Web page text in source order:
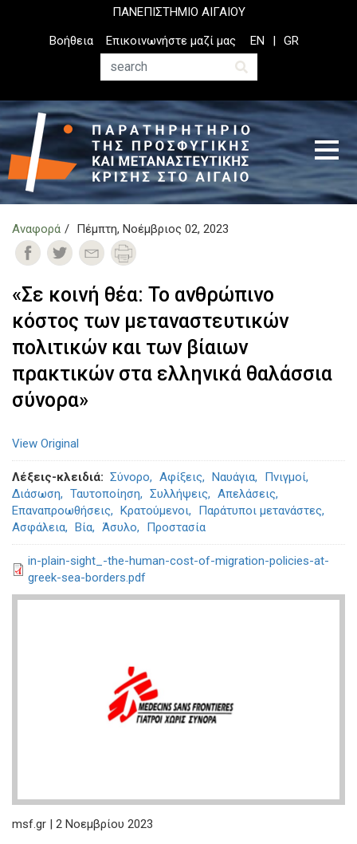
ΠΑΝΕΠΙΣΤΗΜΙΟ ΑΙΓΑΙΟΥ
Top
Header
Βοήθεια
Επικοινωνήστε μαζί μας
Αναζήτηση
EN GR
Αναφορά Πέμπτη, Νοέμβριος 02, 2023
«Σε κοινή θέα: Το ανθρώπινο
κόστος των μεταναστευτικών
πολιτικών και των βίαιων
πρακτικών στα ελληνικά θαλάσσια
σύνορα»
View Original
Λέξεις-κλειδιά Σύνορο Αφίξεις Ναυάγια
Πνιγμοί
Διάσωση
Ταυτοποίηση Συλλήψεις
Απελάσεις
Επαναπροωθήσεις
Κρατούμενοι
Παράτυποι μετανάστες
Ασφάλεια
Βία Άσυλο Προστασία
in-plain-sight_-the-human-cost-of-migration-policies-at-
greek-sea-borders.pdf
msf.gr | 2 Νοεμβρίου 2023